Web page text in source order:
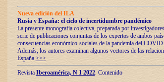
Nueva edición del ILA
Rusia y España: el ciclo de incertidumbre pandémico
La presente monografía colectiva, preparada por
serie de publicaciones conjuntas de los expertos de ambos
consecuencias económico-sociales de la pandemia del
Además, los autores examinan algunos vectores de las
España >>>
Revista Iberoamérica, N 1 2022. Contenido